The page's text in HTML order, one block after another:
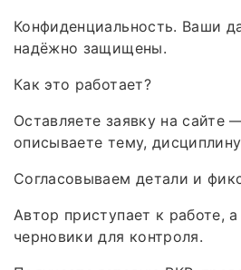
Конфиденциальность. Ваши
надёжно защищены.
Как это работает?
Оставляете заявку на сайте
описываете тему,
Согласовываем детали и
Автор приступает к работе,
черновики для контроля.